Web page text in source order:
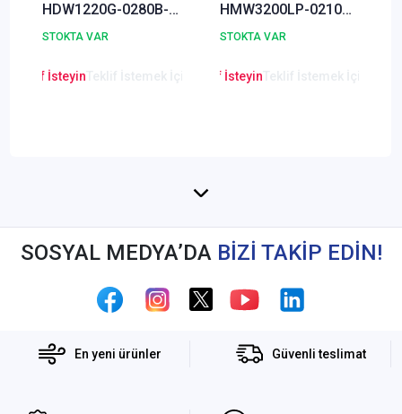
HDW1220G-0280B-
S3 2 Megapixel
Kamera
STOKTA VAR
Teklif İsteyin Teklif İstemek İçin Tıklayınız
HMW3200LP-0210B
2 Megapiksel
Eyeball Mobile
STOKTA VAR
Lütfen Teklif İsteyin
SOSYAL MEDYA’DA BİZİ TAKİP EDİN!
En yeni ürünler Güvenli teslimat